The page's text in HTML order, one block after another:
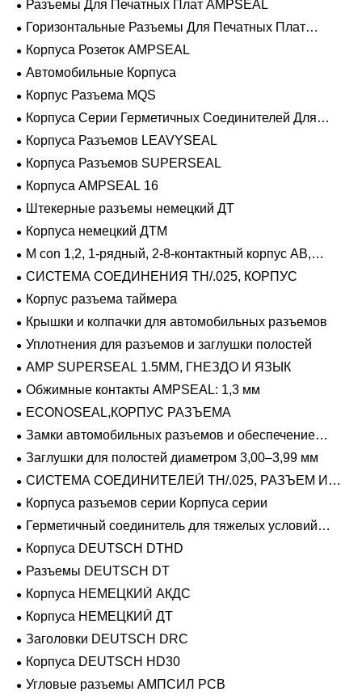
Разъемы Для Печатных Плат AMPSEAL
Горизонтальные Разъемы Для Печатных Плат
AMPSEAL
Корпуса Розеток AMPSEAL
Автомобильные Корпуса
Корпус Разъема MQS
Корпуса Серии Герметичных Соединителей Для
Тяжелых Условий Эксплуатации
Корпуса Разъемов LEAVYSEAL
Корпуса Разъемов SUPERSEAL
Корпуса AMPSEAL 16
Штекерные разъемы немецкий ДТ
Корпуса немецкий ДТМ
M con 1,2, 1-рядный, 2-8-контактный корпус AB,
герметичный
СИСТЕМА СОЕДИНЕНИЯ TH/.025, КОРПУС
Корпус разъема таймера
Крышки и колпачки для автомобильных разъемов
Уплотнения для разъемов и заглушки полостей
AMP SUPERSEAL 1.5MM, ГНЕЗДО И ЯЗЫК
Обжимные контакты AMPSEAL: 1,3 мм
ECONOSEAL,КОРПУС РАЗЪЕМА
Замки автомобильных разъемов и обеспечение
положения
Заглушки для полостей диаметром 3,00–3,99 мм
СИСТЕМА СОЕДИНИТЕЛЕЙ TH/.025, РАЗЪЕМ И
ВКЛАДЫШ
Корпуса разъемов серии Корпуса серии
Герметичный соединитель для тяжелых условий
эксплуатации Фиксирующие направляющие серии
Корпуса DEUTSCH DTHD
Разъемы DEUTSCH DT
Корпуса НЕМЕЦКИЙ АКДС
Корпуса НЕМЕЦКИЙ ДТ
Заголовки DEUTSCH DRC
Корпуса DEUTSCH HD30
Угловые разъемы АМПСИЛ PCB